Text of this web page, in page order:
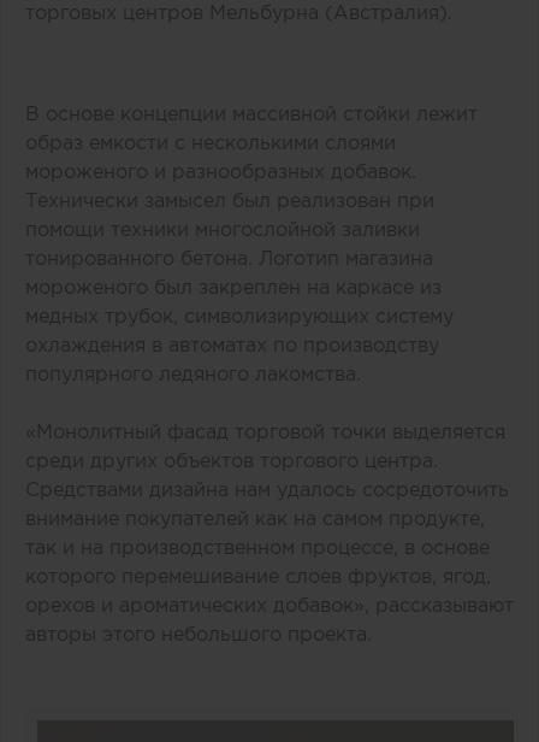
торговых центров Мельбурна (Австралия).
В основе концепции массивной стойки лежит
образ емкости с несколькими слоями
мороженого и разнообразных добавок.
Технически замысел был реализован при
помощи техники многослойной заливки
тонированного бетона. Логотип магазина
мороженого был закреплен на каркасе из
медных трубок, символизирующих систему
охлаждения в автоматах по производству
популярного ледяного лакомства.
«Монолитный фасад торговой точки выделяется
среди других объектов торгового центра.
Средствами дизайна нам удалось сосредоточить
внимание покупателей как на самом продукте,
так и на производственном процессе, в основе
которого перемешивание слоев фруктов, ягод,
орехов и ароматических добавок», рассказывают
авторы этого небольшого проекта.